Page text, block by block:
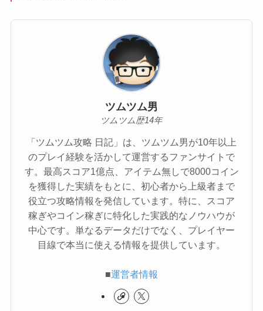
ツムツム男
ツムツム歴14年
「ツムツム攻略 日記」は、ツムツム男が10年以上
のプレイ経験を活かして運営するファンサイトで
す。最高スコア1億点、アイテム無しで8000コイン
を獲得した実績をもとに、初心者から上級者まで
役立つ攻略情報を発信しています。特に、スコア
稼ぎやコイン稼ぎに特化した実践的なノウハウが
中心です。単なるデータだけでなく、プレイヤー
目線で本当に使える情報を提供しています。
■運営者情報